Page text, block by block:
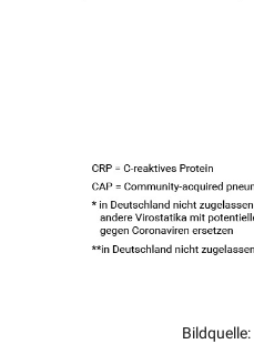
Bildquelle: